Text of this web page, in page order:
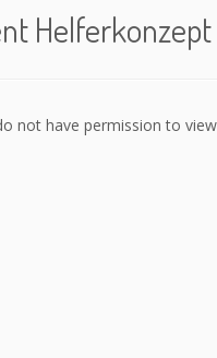
Helferkonzept
not have permission to